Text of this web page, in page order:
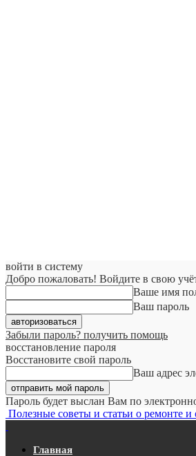
войти в систему
Добро пожаловать! Войдите в свою
Ваше имя
Ваш пароль
Забыли пароль? получить помощь
восстановление пароля
Восстановите свой пароль
Ваш адрес
Пароль будет выслан Вам по
Полезные советы и статьи о ремонте и
Главная